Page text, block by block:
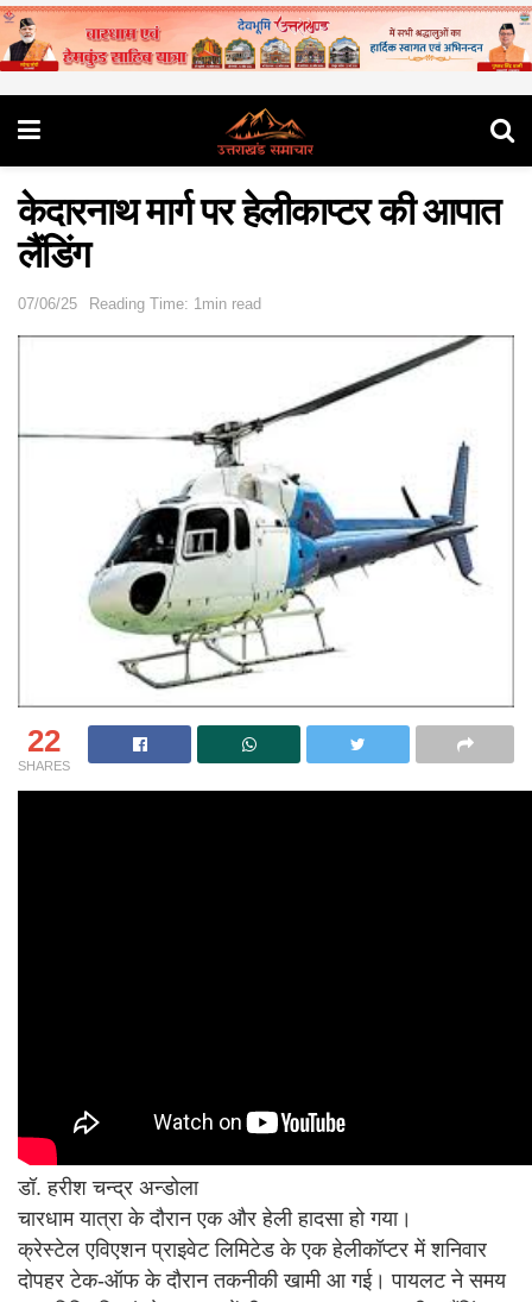
केदारनाथ मार्ग पर हेलीकाप्टर की आपात
लैंडिंग
07/06/25 Reading Time: 1min read
22
SHARES
डॉ. हरीश चन्द्र अन्डोला
चारधाम यात्रा के दौरान एक और हेली हादसा हो गया।
क्रेस्टेल एविएशन प्राइवेट लिमिटेड के एक हेलीकॉप्टर में शनिवार
दोपहर टेक-ऑफ के दौरान तकनीकी खामी आ गई। पायलट ने समय